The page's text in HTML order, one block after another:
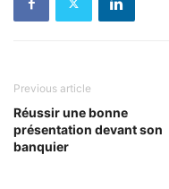
Previous article
Réussir une bonne
présentation devant son
banquier